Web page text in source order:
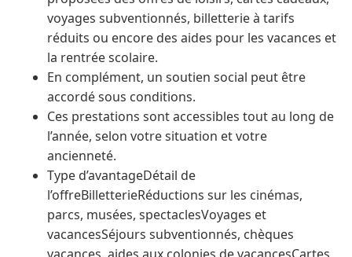
voyages subventionnés, billetterie à tarifs
réduits ou encore des aides pour les vacances et
la rentrée scolaire.
En complément, un soutien social peut être
accordé sous conditions.
Ces prestations sont accessibles tout au long de
l’année, selon votre situation et votre
ancienneté.
Type d’avantageDétail de
l’offreBilletterieRéductions sur les cinémas,
parcs, musées, spectaclesVoyages et
vacancesSéjours subventionnés, chèques